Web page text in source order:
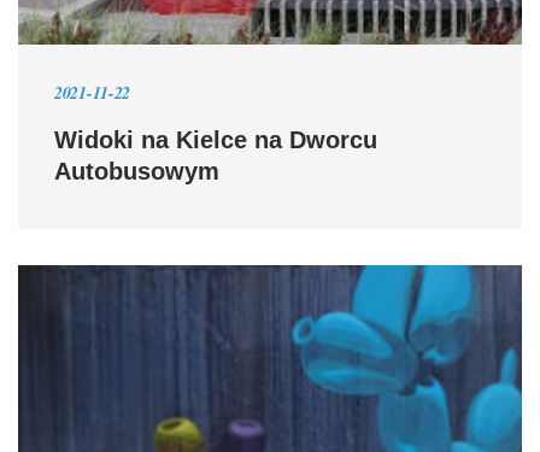
2021-11-22
Widoki na Kielce na Dworcu
Autobusowym